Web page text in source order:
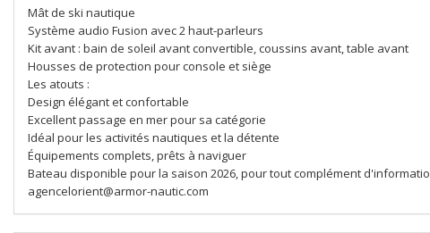
Mât de ski nautique
Système audio Fusion avec 2 haut-parleurs
Kit avant : bain de soleil avant convertible, coussins avant, table avant
Housses de protection pour console et siège
Les atouts :
Design élégant et confortable
Excellent passage en mer pour sa catégorie
Idéal pour les activités nautiques et la détente
Équipements complets, prêts à naviguer
Bateau disponible pour la saison 2026, pour tout complément
agencelorient@armor-nautic.com